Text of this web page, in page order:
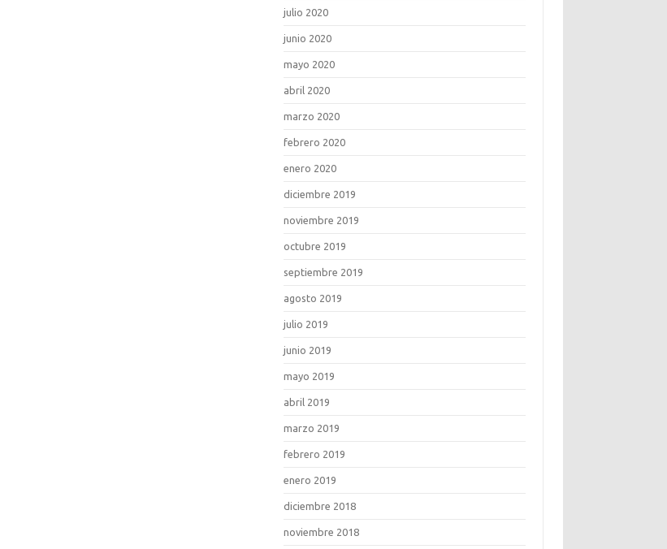
julio 2020
junio 2020
mayo 2020
abril 2020
marzo 2020
febrero 2020
enero 2020
diciembre 2019
noviembre 2019
octubre 2019
septiembre 2019
agosto 2019
julio 2019
junio 2019
mayo 2019
abril 2019
marzo 2019
febrero 2019
enero 2019
diciembre 2018
noviembre 2018